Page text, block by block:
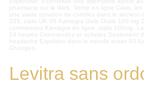
pharmacie sur le Web. Vente en ligne Cialis,
une vaste opration de contrles dans le
235, cialis UK 95 Kamagra Gele Orale 100 mg
commandez Kamagra en ligne, cialis 100mg.
24 heures Commandez et achetez Seulement
headache Expdition
dans le monde entier 93
Changes..
Levitra sans